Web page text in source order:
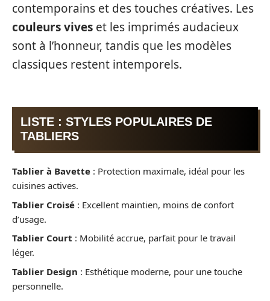
contemporains et des touches créatives. Les
couleurs vives et les imprimés audacieux
sont à l’honneur, tandis que les modèles
classiques restent intemporels.
LISTE : STYLES POPULAIRES DE
TABLIERS
Tablier à Bavette : Protection maximale, idéal pour les
cuisines actives.
Tablier Croisé : Excellent maintien, moins de confort
d’usage.
Tablier Court : Mobilité accrue, parfait pour le travail
léger.
Tablier Design : Esthétique moderne, pour une touche
personnelle.